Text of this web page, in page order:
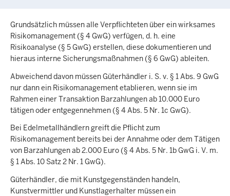
Grundsätzlich müssen alle Verpflichteten über ein wirksames
Risikomanagement (§ 4 GwG) verfügen, d. h. eine
Risikoanalyse (§ 5 GwG) erstellen, diese dokumentieren und
hieraus interne Sicherungsmaßnahmen (§ 6 GwG) ableiten.
Abweichend davon müssen Güterhändler i. S. v. § 1 Abs. 9 GwG
nur dann ein Risikomanagement etablieren, wenn sie im
Rahmen einer Transaktion Barzahlungen ab 10.000 Euro
tätigen oder entgegennehmen (§ 4 Abs. 5 Nr. 1c GwG).
Bei Edelmetallhändlern greift die Pflicht zum
Risikomanagement bereits bei der Annahme oder dem Tätigen
von Barzahlungen ab 2.000 Euro (§ 4 Abs. 5 Nr. 1b GwG i. V. m.
§ 1 Abs. 10 Satz 2 Nr. 1 GwG).
Güterhändler, die mit Kunstgegenständen handeln,
Kunstvermittler und Kunstlagerhalter müssen ein